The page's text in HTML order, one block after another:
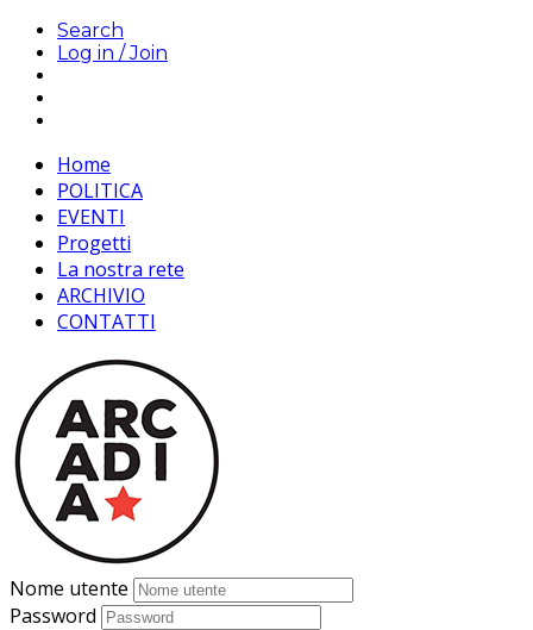
Search
Log in / Join
Home
POLITICA
EVENTI
Progetti
La nostra rete
ARCHIVIO
CONTATTI
Nome utente
Password